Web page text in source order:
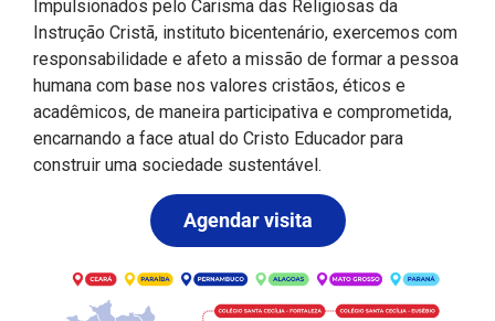
Impulsionados pelo Carisma das Religiosas da
Instrução Cristã, instituto bicentenário, exercemos com
responsabilidade e afeto a missão de formar a pessoa
humana com base nos valores cristãos, éticos e
acadêmicos, de maneira participativa e comprometida,
encarnando a face atual do Cristo Educador para
construir uma sociedade sustentável.
Agendar visita